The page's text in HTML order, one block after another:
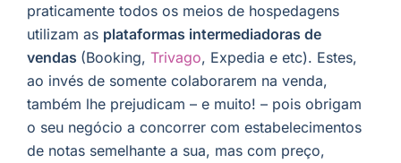
praticamente todos os meios de hospedagens
utilizam as plataformas intermediadoras de
vendas (Booking, Trivago, Expedia e etc). Estes,
ao invés de somente colaborarem na venda,
também lhe prejudicam – e muito! – pois obrigam
o seu negócio a concorrer com estabelecimentos
de notas semelhante a sua, mas com preço,